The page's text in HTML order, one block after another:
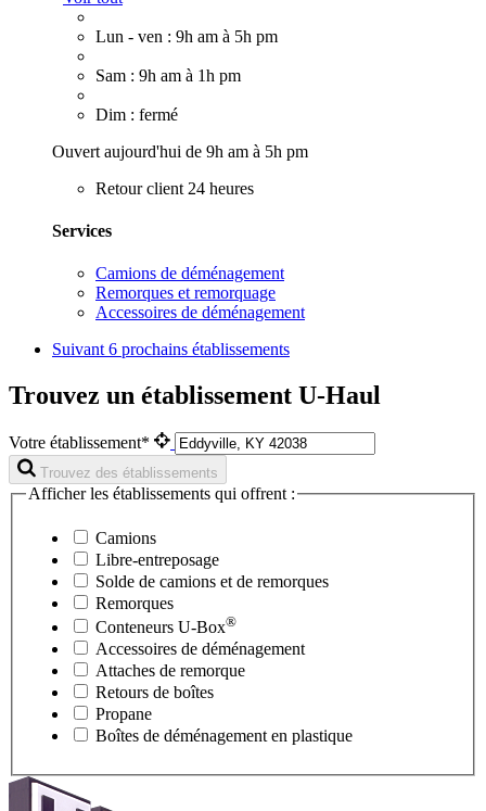
Lun - ven : 9h am à 5h pm
Sam : 9h am à 1h pm
Dim : fermé
Ouvert aujourd'hui de 9h am à 5h pm
Retour client 24 heures
Services
Camions de déménagement
Remorques et remorquage
Accessoires de déménagement
Suivant 6 prochains établissements
Trouvez un établissement U-Haul
Votre établissement*
Trouvez des établissements
Afficher les établissements qui offrent :
Camions
Libre-entreposage
Solde de camions et de remorques
Remorques
Conteneurs U-Box®
Accessoires de déménagement
Attaches de remorque
Retours de boîtes
Propane
Boîtes de déménagement en plastique